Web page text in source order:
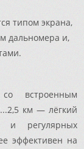
типом экрана,
дальномера и,
встроенным
км — лёгкий
и регулярных
эффективен на